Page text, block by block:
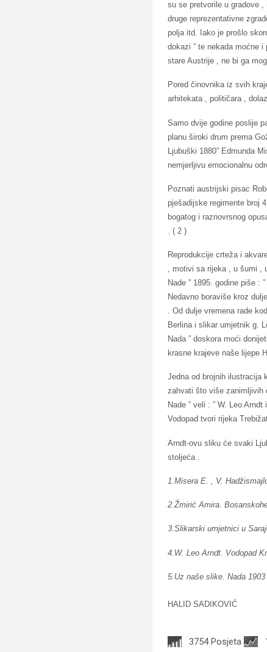
su se pretvorile u gradove
druge reprezentativne
polja itd. Iako je prošlo
dokazi ” te nekada moćne
stare Austrije , ne bi ga
Pored činovnika iz svih
arhitekata , političara ,
Samo dvije godine poslije
planu široki drum prema
Ljubuški 1880” Edmunda
nemjerljivu emocionalnu
Poznati austrijski pisac
pješadijske regimente broj
bogatog i raznovrsnog
. ( 2 )
Reprodukcije crteža i
, motivi sa rijeka , u šumi ,
Nade ” 1895. godine piše
Nedavno boraviše kroz
. Od dulje vremena rade
Berlina i slikar umjetnik g.
Nada ” doskora moći
krasne krajeve naše lijepe
Jedna od brojnih ilustracija
zahvati što više zanimljivih
Nade ” veli : ” W. Leo
Vodopad tvori rijeka
Arndt-ovu sliku će svaki
stoljeća .
1.Misera E. , V.
2.Žmirić Amira.
3.Slikarski umjetnici u
4.W. Leo Arndt. Vodopad
5.Uz naše slike. Nada
HALID SADIKOVIĆ
3754 Posjeta